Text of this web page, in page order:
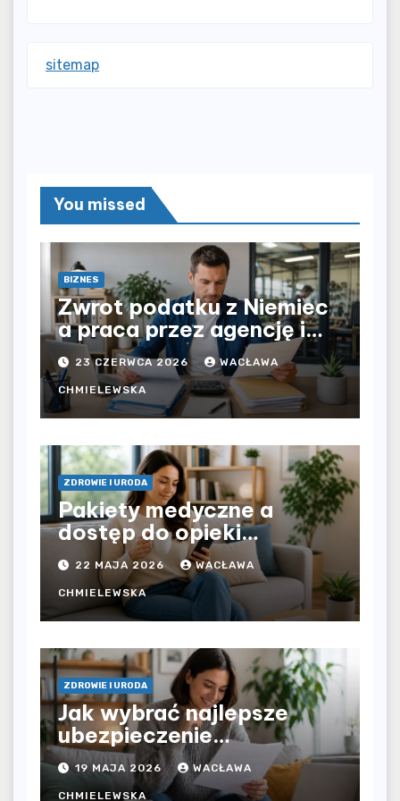
sitemap
You missed
BIZNES
Zwrot podatku z Niemiec
a praca przez agencję i
bezpośrednio u
pracodawcy – jak
rozliczyć oba źródła
dochodu?
23 CZERWCA 2026 WACŁAWA
CHMIELEWSKA
ZDROWIE I URODA
Pakiety medyczne a
dostęp do opieki
zdrowotnej bez
ograniczeń czasowych –
czy prywatna opieka daje
większą swobodę?
22 MAJA 2026 WACŁAWA
CHMIELEWSKA
ZDROWIE I URODA
Jak wybrać najlepsze
ubezpieczenie
komunikacyjne i uniknąć
kosztownych błędów?
19 MAJA 2026 WACŁAWA
CHMIELEWSKA